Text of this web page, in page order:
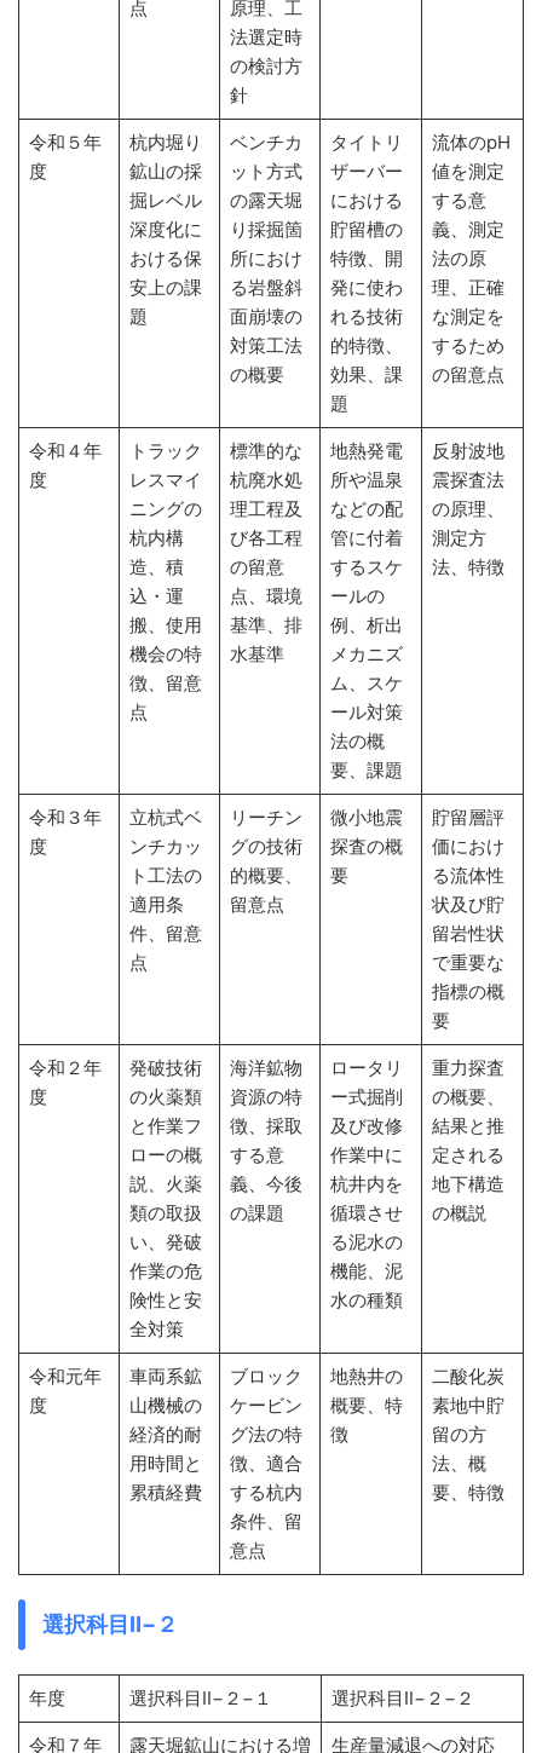
点
原理、工
法選定時
の検討方
針
令和５年
度
杭内堀り
鉱山の採
掘レベル
深度化に
おける保
安上の課
題
ベンチカ
ット方式
の露天堀
り採掘箇
所におけ
る岩盤斜
面崩壊の
対策工法
の概要
タイトリ
ザーバー
における
貯留槽の
特徴、開
発に使わ
れる技術
的特徴、
効果、課
題
流体のpH
値を測定
する意
義、測定
法の原
理、正確
な測定を
するため
の留意点
令和４年
度
トラック
レスマイ
ニングの
杭内構
造、積
込・運
搬、使用
機会の特
徴、留意
点
標準的な
杭廃水処
理工程及
び各工程
の留意
点、環境
基準、排
水基準
地熱発電
所や温泉
などの配
管に付着
するスケ
ールの
例、析出
メカニズ
ム、スケ
ール対策
法の概
要、課題
反射波地
震探査法
の原理、
測定方
法、特徴
令和３年
度
立杭式ベ
ンチカッ
ト工法の
適用条
件、留意
点
リーチン
グの技術
的概要、
留意点
微小地震
探査の概
要
貯留層評
価におけ
る流体性
状及び貯
留岩性状
で重要な
指標の概
要
令和２年
度
発破技術
の火薬類
と作業フ
ローの概
説、火薬
類の取扱
い、発破
作業の危
険性と安
全対策
海洋鉱物
資源の特
徴、採取
する意
義、今後
の課題
ロータリ
ー式掘削
及び改修
作業中に
杭井内を
循環させ
る泥水の
機能、泥
水の種類
重力探査
の概要、
結果と推
定される
地下構造
の概説
令和元年
度
車両系鉱
山機械の
経済的耐
用時間と
累積経費
ブロック
ケービン
グ法の特
徴、適合
する杭内
条件、留
意点
地熱井の
概要、特
徴
二酸化炭
素地中貯
留の方
法、概
要、特徴
選択科目Ⅱ−２
年度 選択科目Ⅱ−２−１ 選択科目Ⅱ−２−２
令和７年 露天堀鉱山における増 生産量減退への対応